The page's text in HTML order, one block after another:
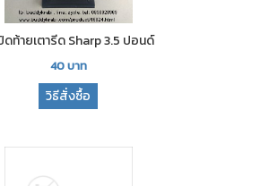
ดท้ายเตารีด Sharp 3.5 ปอนด์
40บาท
วิธีสั่งซื้อ